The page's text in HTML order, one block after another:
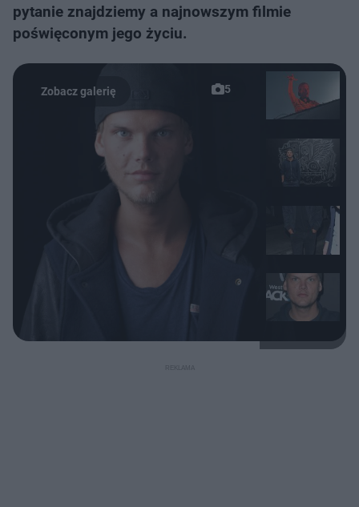
pytanie znajdziemy a najnowszym filmie
poświęconym jego życiu.
5